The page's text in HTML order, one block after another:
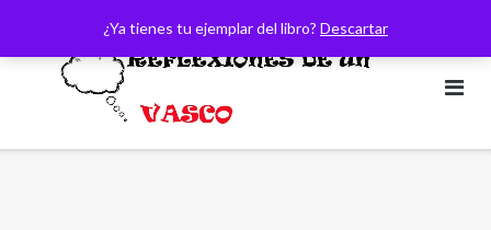
¿Ya tienes tu ejemplar del libro? Descartar
contenido